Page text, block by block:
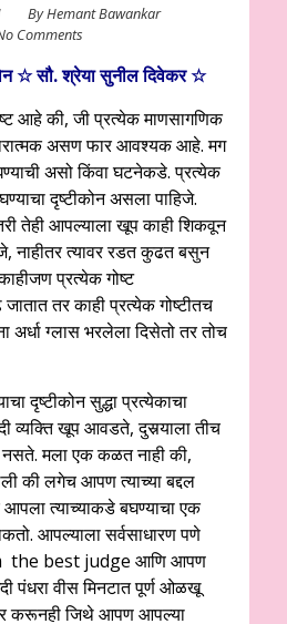
ByHemant Bawankar
Comments
☆ सौ. श्रेया सुनील दिवेकर ☆
आहे की, जी प्रत्येक माणसागणिक
असण फार आवश्यक आहे. मग
असो किंवा घटनेकडे. प्रत्येक
दृष्टीकोन असला पाहिजे.
तेही आपल्याला खूप काही शिकवून
नाहीतर त्यावर रडत कुढत बसुन
प्रत्येक गोष्ट
तर काही प्रत्येक गोष्टीतच
अर्धा ग्लास भरलेला दिसेतो तर तोच
दृष्टीकोन सुद्धा प्रत्येकाचा
व्यक्ति खूप आवडते, दुसर्‍याला तीच
मला एक कळत नाही की,
की लगेच आपण त्याच्या बद्दल
त्याच्याकडे बघण्याचा एक
आपल्याला सर्वसाधारण पणे
the best judge आणि आपण
पंधरा वीस मिनटात पूर्ण ओळखू
करूनही जिथे आपण आपल्या